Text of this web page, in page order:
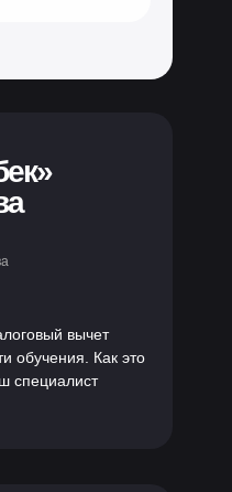
вычет
обучения. Как это
специалист